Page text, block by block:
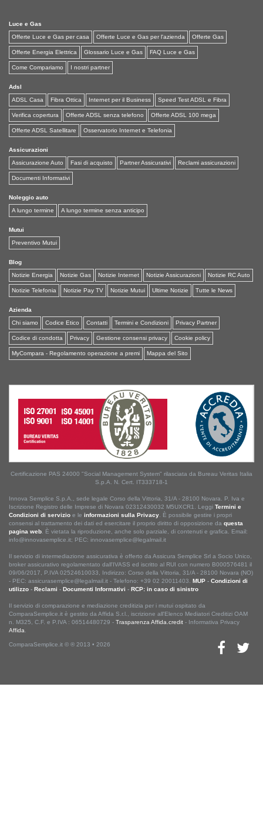
Luce e Gas
Offerte Luce e Gas per casa
Offerte Luce e Gas per l'azienda Offerte Gas
Offerte Energia Elettrica Glossario Luce e Gas FAQ Luce e Gas
Come Compariamo I nostri partner
Adsl
ADSL Casa
Fibra Ottica Internet per il Business Speed Test ADSL e Fibra
Verifica copertura Offerte ADSL senza telefono Offerte ADSL 100 mega
Offerte ADSL Satellitare Osservatorio Internet e Telefonia
Assicurazioni
Assicurazione Auto
Fasi di acquisto Partner Assicurativi Reclami assicurazioni
Documenti Informativi
Noleggio auto
A lungo termine
A lungo termine senza anticipo
Mutui
Preventivo Mutui
Blog
Notizie Energia
Notizie Gas Notizie Internet Notizie Assicurazioni Notizie RC Auto
Notizie Telefonia Notizie Pay TV Notizie Mutui Ultime Notizie Tutte le News
Azienda
Chi siamo
Codice Etico Contatti Termini e Condizioni Privacy Partner
Codice di condotta Privacy Gestione consensi privacy Cookie policy
MyCompara - Regolamento operazione a premi Mappa del Sito
Certificazione PAS 24000 "Social Management System" rilasciata da Bureau Veritas Italia
S.p.A. N. Cert. IT333718-1
Innova Semplice S.p.A., sede legale Corso della Vittoria, 31/A - 28100 Novara. P. Iva e
Iscrizione Registro delle Imprese di Novara 02312430032 M5UXCR1. Leggi Termini e
Condizioni di servizio e le informazioni sulla Privacy. È possibile gestire i propri
consensi al trattamento dei dati ed esercitare il proprio diritto di opposizione da questa
pagina web. È vietata la riproduzione, anche solo parziale, di contenuti e grafica. Email:
info@innovasemplice.it; PEC: innovasemplice@legalmail.it
Il servizio di intermediazione assicurativa è offerto da Assicura Semplice Srl a Socio Unico,
broker assicurativo regolamentato dall'IVASS ed iscritto al RUI con numero B000576481 il
09/06/2017, P.IVA 02524610033, Indirizzo: Corso della Vittoria, 31/A - 28100 Novara (NO)
- PEC: assicurasemplice@legalmail.it - Telefono: +39 02 20011403. MUP - Condizioni di
utilizzo - Reclami - Documenti Informativi - RCP: in caso di sinistro
Il servizio di comparazione e mediazione creditizia per i mutui ospitato da
ComparaSemplice.it è gestito da Affida S.r.l., iscrizione all'Elenco Mediatori Creditizi OAM
n. M325, C.F. e P.IVA : 06514480729 - Trasparenza Affida.credit - Informativa Privacy
Affida.
ComparaSemplice.it © ® 2013 • 2026